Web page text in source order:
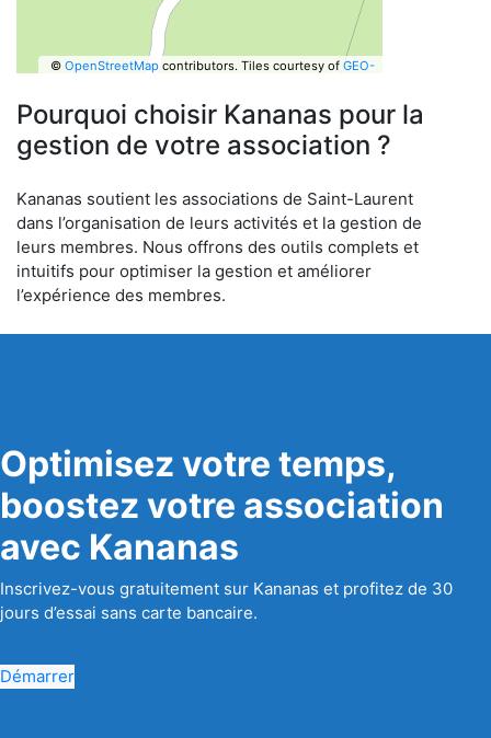
© OpenStreetMapcontributors. Tiles courtesy of GEO-
Pourquoi choisir Kananas pour la
gestion de votre association ?
Kananas soutient les associations de Saint-Laurent
dans l’organisation de leurs activités et la gestion de
leurs membres. Nous offrons des outils complets et
intuitifs pour optimiser la gestion et améliorer
l’expérience des membres.
Optimisez votre temps,
boostez votre association
avec Kananas
Inscrivez-vous gratuitement sur Kananas et profitez de 30
jours d’essai sans carte bancaire.
Démarrer